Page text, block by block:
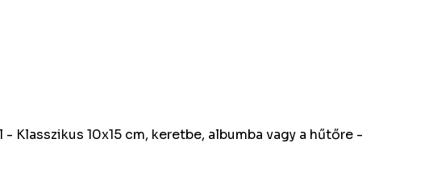
10x15 cm, keretbe, albumba vagy a hűtőre -